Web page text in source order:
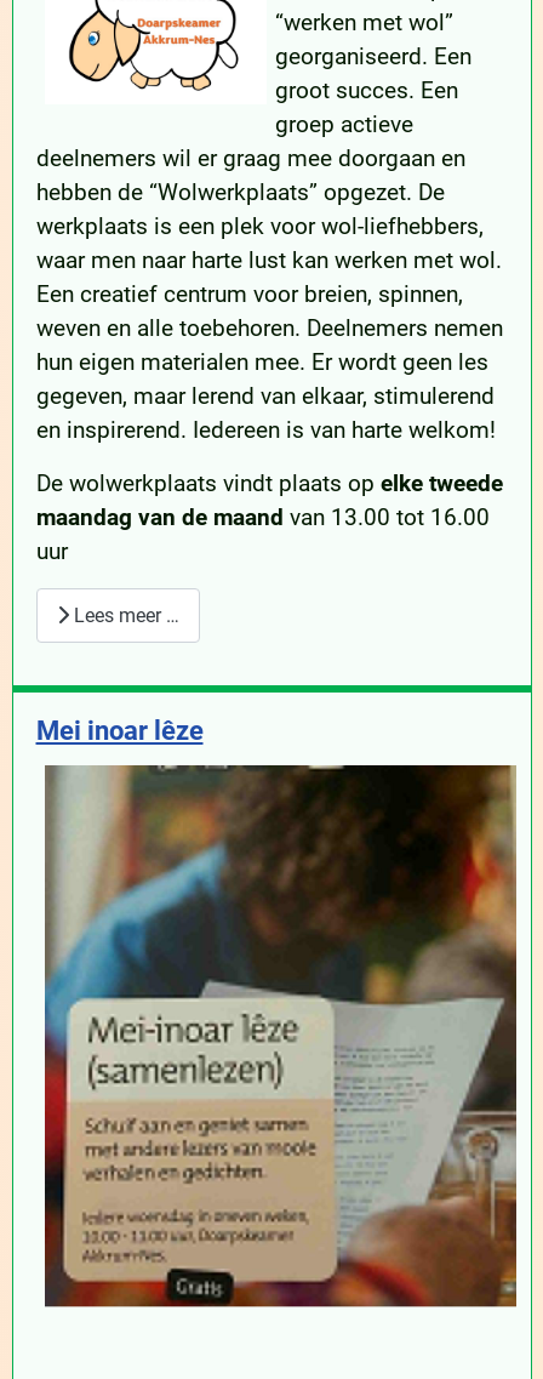
“werken met wol”
georganiseerd. Een
groot succes. Een
groep actieve
deelnemers wil er graag mee doorgaan en
hebben de “Wolwerkplaats” opgezet. De
werkplaats is een plek voor wol-liefhebbers,
waar men naar harte lust kan werken met wol.
Een creatief centrum voor breien, spinnen,
weven en alle toebehoren. Deelnemers nemen
hun eigen materialen mee. Er wordt geen les
gegeven, maar lerend van elkaar, stimulerend
en inspirerend. Iedereen is van harte welkom!
De wolwerkplaats vindt plaats op elke tweede
maandag van de maand van 13.00 tot 16.00
uur
Lees meer …
Mei inoar lêze